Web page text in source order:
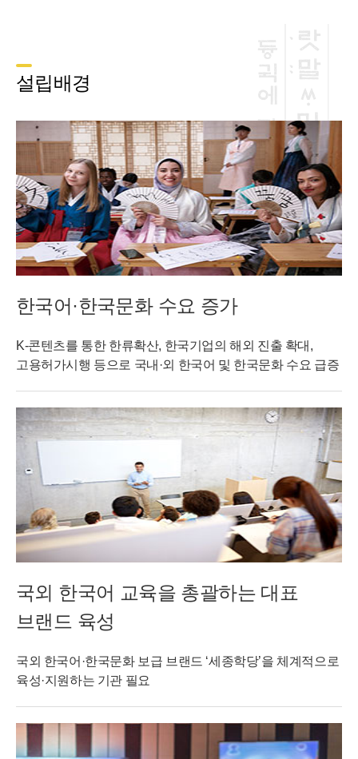
설립배경
한국어·한국문화 수요 증가
K-콘텐츠를 통한 한류확산, 한국기업의 해외 진출 확대,
고용허가시행 등으로 국내·외 한국어 및 한국문화 수요 급증
국외 한국어 교육을 총괄하는 대표
브랜드 육성
국외 한국어·한국문화 보급 브랜드 ‘세종학당’을 체계적으로
육성·지원하는 기관 필요